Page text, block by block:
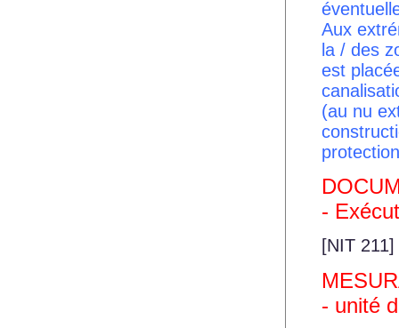
Aux
la / des
est
(au nu
-
[NIT 211]
- unité